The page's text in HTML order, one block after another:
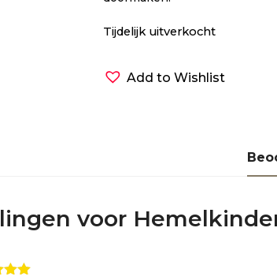
Tijdelijk uitverkocht
Add to Wishlist
voor